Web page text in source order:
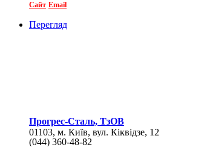
Сайт Email
Перегляд
Прогрес-Сталь, ТзОВ
01103, м. Київ, вул. Кіквідзе, 12
(044) 360-48-82